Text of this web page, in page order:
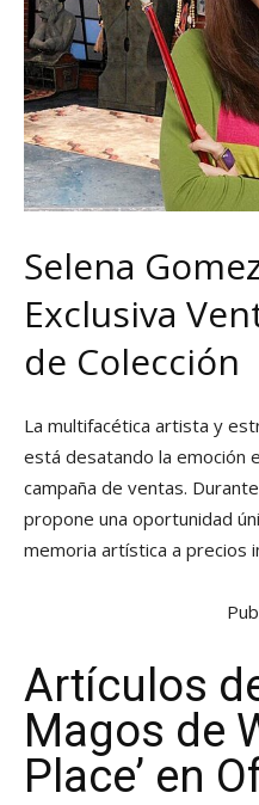
Selena
Exclusiva
de Colección
La multifacética artista y
está desatando la emoción
campaña de ventas.
propone una oportunidad
memoria artística a precios
Artículos
Magos de
Place’ en